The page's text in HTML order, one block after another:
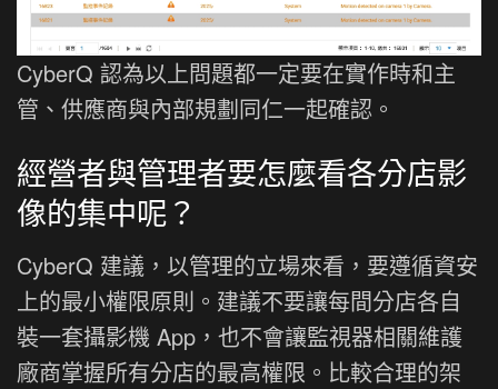
CyberQ 認為以上問題都一定要在實作時和主
管、供應商與內部規劃同仁一起確認。
經營者與管理者要怎麼看各分店影
像的集中呢？
CyberQ 建議，以管理的立場來看，要遵循資安
上的最小權限原則。建議不要讓每間分店各自
裝一套攝影機 App，也不會讓監視器相關維護
廠商掌握所有分店的最高權限。比較合理的架